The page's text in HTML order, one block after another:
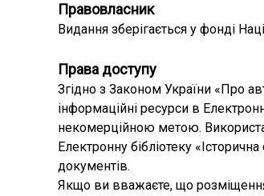
Правовласник
Видання зберігається у фонді
Права доступу
Згідно з Законом України «Про
інформаційні ресурси в
некомерційною метою.
Електронну бібліотеку
документів.
Якщо ви вважаєте, що